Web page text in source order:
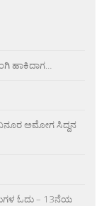
ಹಾಕಿದಾಗ…
ಅಮೋಗ ಸಿದ್ದನ
ಓದು – 13ನೆಯ